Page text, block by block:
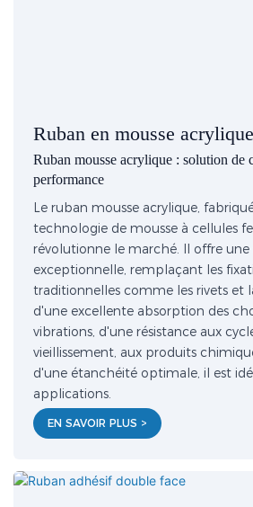
Ruban en mousse acrylique
Ruban mousse acrylique : solution de
performance
Le ruban mousse acrylique,
technologie de mousse à cellules
révolutionne le marché. Il offre une
exceptionnelle, remplaçant les
traditionnelles comme les rivets et
d'une excellente absorption des
vibrations, d'une résistance aux
vieillissement, aux produits
d'une étanchéité optimale, il est
applications.
EN SAVOIR PLUS >